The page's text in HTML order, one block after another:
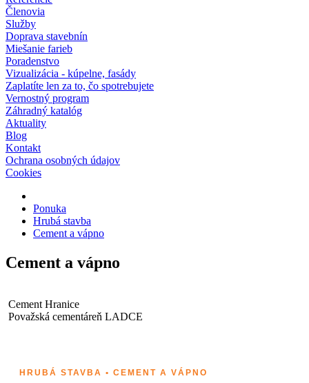
Členovia
Služby
Doprava stavebnín
Miešanie farieb
Poradenstvo
Vizualizácia - kúpelne, fasády
Zaplatíte len za to, čo spotrebujete
Vernostný program
Záhradný katalóg
Aktuality
Blog
Kontakt
Ochrana osobných údajov
Cookies
Ponuka
Hrubá stavba
Cement a vápno
Cement a vápno
Cement Hranice
Považská cementáreň LADCE
HRUBÁ STAVBA • CEMENT A VÁPNO